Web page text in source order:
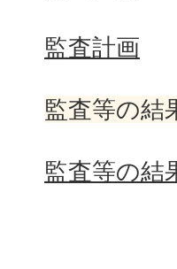
監査計画
監査等の結
監査等の結